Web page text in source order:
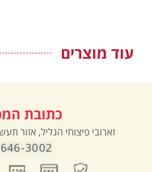
עוד מוצרים
כתובת
זארובי פיצוחי הגליל, אזור
3002